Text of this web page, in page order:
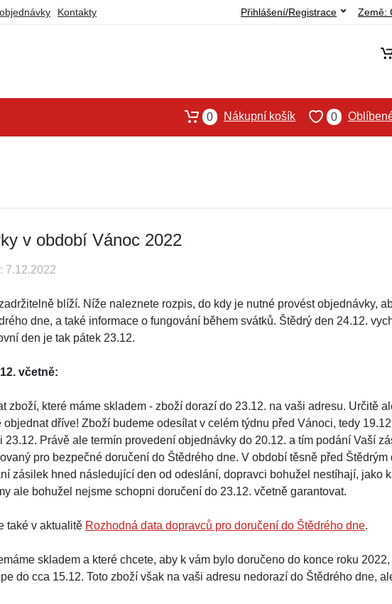
Kontakty Země:
Přihlášení/Registrace
0
0 Nákupní košík
v období Vánoc 2022
7.12.2022
blíží. Níže naleznete rozpis, do kdy je nutné provést objednávky,
dne, a také informace o fungování během svátků. Štědrý den 24.12.
den je tak pátek 23.12.
včetně:
zboží, které máme skladem - zboží dorazí do 23.12. na vaši adresu. Určitě
objednat dříve! Zboží budeme odesílat v celém týdnu před Vánoci, tedy
23.12. Právě ale termín provedení objednávky do 20.12. a tím podání Vaší
pro bezpečné doručení do Štědrého dne. V období těsně před Štědrým
zásilek hned následující den od odeslání, dopravci bohužel nestíhají, jako
ale bohužel nejsme schopni doručení do 23.12. včetně garantovat.
také v aktualitě Rozhodná data dopravců pro doručení do Štědrého dne.
skladem a které chcete, aby k vám bylo doručeno do konce roku
do cca 15.12. Toto zboží však na vaši adresu nedorazí do Štědrého dne,